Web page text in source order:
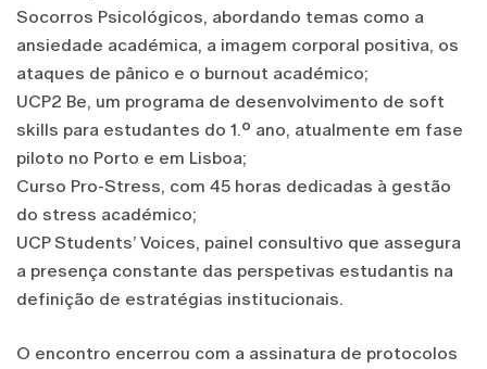
Socorros Psicológicos, abordando temas como a
ansiedade académica, a imagem corporal positiva, os
ataques de pânico e o burnout académico;
UCP2 Be, um programa de desenvolvimento de soft
skills para estudantes do 1.º ano, atualmente em fase
piloto no Porto e em Lisboa;
Curso Pro-Stress, com 45 horas dedicadas à gestão
do stress académico;
UCP Students’ Voices, painel consultivo que assegura
a presença constante das perspetivas estudantis na
definição de estratégias institucionais.
O encontro encerrou com a assinatura de protocolos